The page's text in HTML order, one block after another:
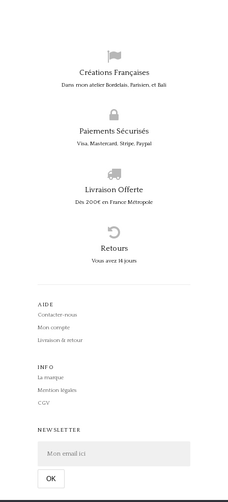
Créations Françaises
Dans mon atelier Bordelais, Parisien, et Bali
Paiements Sécurisés
Visa, Mastercard, Stripe, Paypal
Livraison Offerte
Dès 200€ en France Métropole
Retours
Vous avez 14 jours
AIDE
Contacter-nous
Mon compte
Livraison & retour
INFO
La marque
Mention légales
CGV
NEWSLETTER